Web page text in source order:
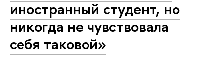
иностранный студент, но
никогда не чувствовала
себя таковой»